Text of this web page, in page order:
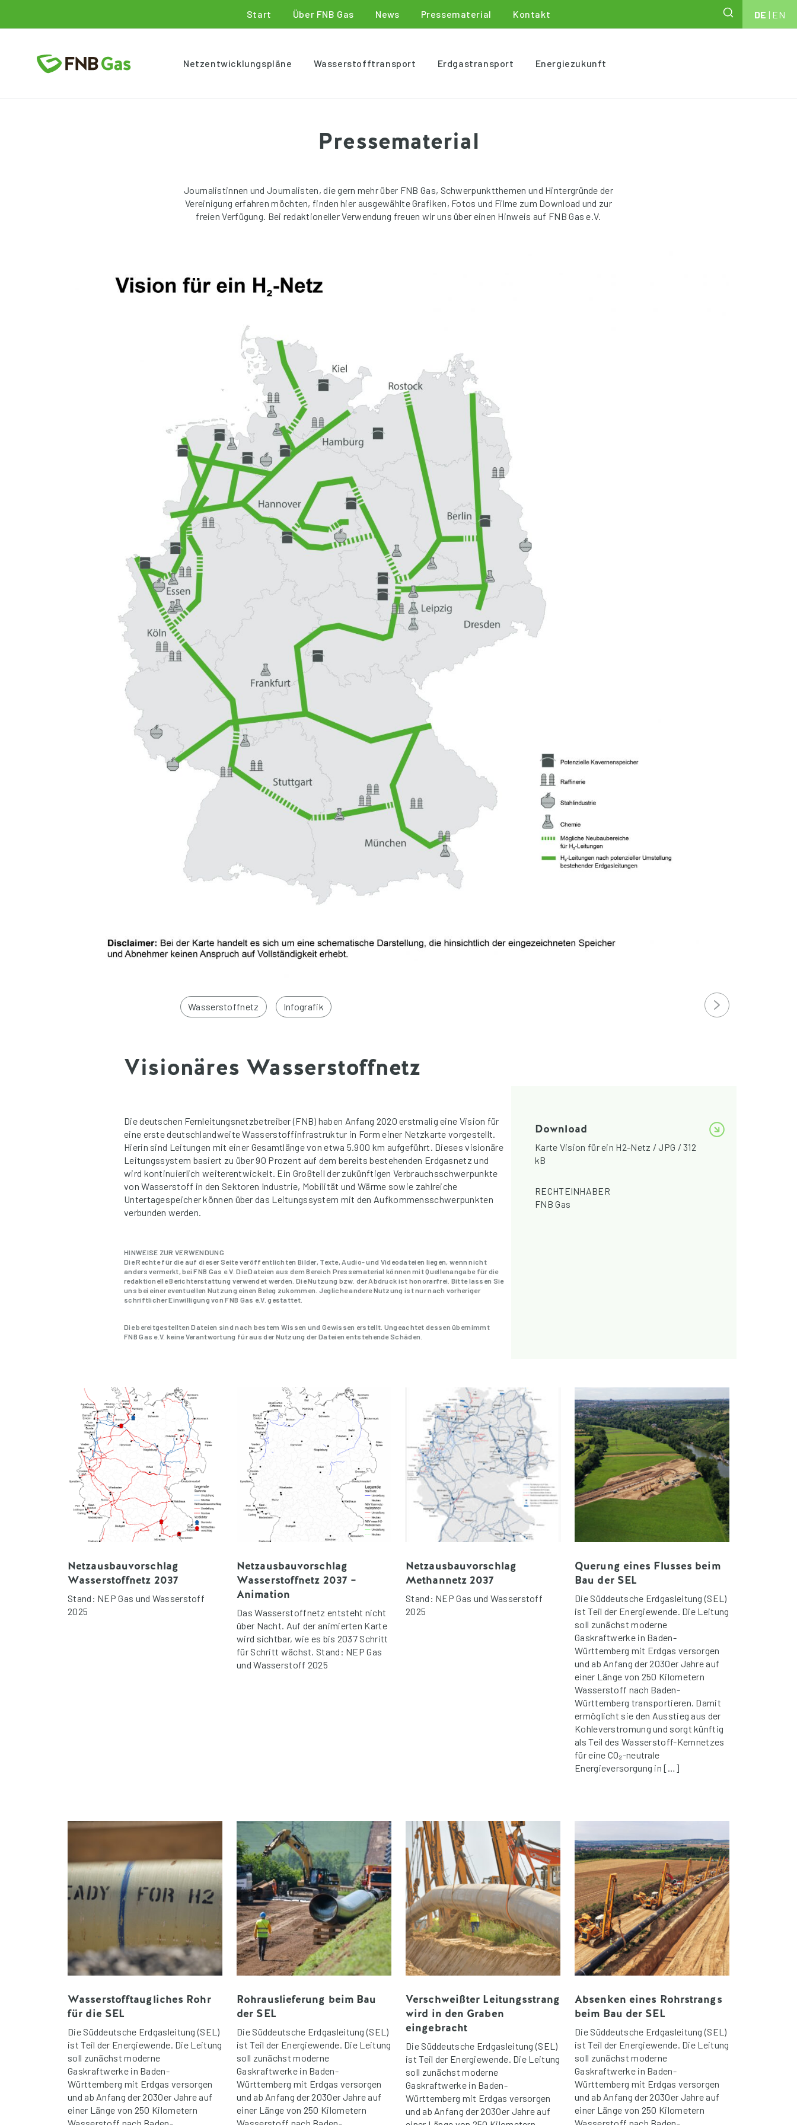
Start Über FNB Gas News Pressematerial Kontakt DE | EN
Netzentwicklungspläne Wasserstofftransport Erdgastransport Energiezukunft
Pressematerial
Journalistinnen und Journalisten, die gern mehr über FNB Gas, Schwerpunktthemen und Hintergründe der
Vereinigung erfahren möchten, finden hier ausgewählte Grafiken, Fotos und Filme zum Download und zur
freien Verfügung. Bei redaktioneller Verwendung freuen wir uns über einen Hinweis auf FNB Gas e.V.
Wasserstoffnetz Infografik
Visionäres Wasserstoffnetz
Die deutschen Fernleitungsnetzbetreiber (FNB) haben Anfang 2020 erstmalig eine Vision für
eine erste deutschlandweite Wasserstoffinfrastruktur in Form einer Netzkarte vorgestellt.
Hierin sind Leitungen mit einer Gesamtlänge von etwa 5.900 km aufgeführt. Dieses visionäre
Leitungssystem basiert zu über 90 Prozent auf dem bereits bestehenden Erdgasnetz und
wird kontinuierlich weiterentwickelt. Ein Großteil der zukünftigen Verbrauchsschwerpunkte
von Wasserstoff in den Sektoren Industrie, Mobilität und Wärme sowie zahlreiche
Untertagespeicher können über das Leitungssystem mit den Aufkommensschwerpunkten
verbunden werden.
HINWEISE ZUR VERWENDUNG
Die Rechte für die auf dieser Seite veröffentlichten Bilder, Texte, Audio- und Videodateien liegen, wenn nicht
anders vermerkt, bei FNB Gas e.V. Die Dateien aus dem Bereich Pressematerial können mit Quellenangabe für die
redaktionelle Berichterstattung verwendet werden. Die Nutzung bzw. der Abdruck ist honorarfrei. Bitte lassen Sie
uns bei einer eventuellen Nutzung einen Beleg zukommen. Jegliche andere Nutzung ist nur nach vorheriger
schriftlicher Einwilligung von FNB Gas e.V. gestattet.
Die bereitgestellten Dateien sind nach bestem Wissen und Gewissen erstellt. Ungeachtet dessen übernimmt
FNB Gas e.V. keine Verantwortung für aus der Nutzung der Dateien entstehende Schäden.
Download
Karte Vision für ein H2-Netz / JPG / 312
kB
RECHTEINHABER
FNB Gas
Netzausbauvorschlag
Wasserstoffnetz 2037
Stand: NEP Gas und Wasserstoff
2025
Netzausbauvorschlag
Wasserstoffnetz 2037 –
Animation
Das Wasserstoffnetz entsteht nicht
über Nacht. Auf der animierten Karte
wird sichtbar, wie es bis 2037 Schritt
für Schritt wächst. Stand: NEP Gas
und Wasserstoff 2025
Netzausbauvorschlag
Methannetz 2037
Stand: NEP Gas und Wasserstoff
2025
Querung eines Flusses beim
Bau der SEL
Die Süddeutsche Erdgasleitung (SEL)
ist Teil der Energiewende. Die Leitung
soll zunächst moderne
Gaskraftwerke in Baden-
Württemberg mit Erdgas versorgen
und ab Anfang der 2030er Jahre auf
einer Länge von 250 Kilometern
Wasserstoff nach Baden-
Württemberg transportieren. Damit
ermöglicht sie den Ausstieg aus der
Kohleverstromung und sorgt künftig
als Teil des Wasserstoff-Kernnetzes
für eine CO₂-neutrale
Energieversorgung in […]
Wasserstofftaugliches Rohr
für die SEL
Die Süddeutsche Erdgasleitung (SEL)
ist Teil der Energiewende. Die Leitung
soll zunächst moderne
Gaskraftwerke in Baden-
Württemberg mit Erdgas versorgen
und ab Anfang der 2030er Jahre auf
einer Länge von 250 Kilometern
Rohrauslieferung beim Bau
der SEL
Die Süddeutsche Erdgasleitung (SEL)
ist Teil der Energiewende. Die Leitung
soll zunächst moderne
Gaskraftwerke in Baden-
Württemberg mit Erdgas versorgen
und ab Anfang der 2030er Jahre auf
einer Länge von 250 Kilometern
Verschweißter Leitungsstrang
wird in den Graben
eingebracht
Die Süddeutsche Erdgasleitung (SEL)
ist Teil der Energiewende. Die Leitung
soll zunächst moderne
Gaskraftwerke in Baden-
Württemberg mit Erdgas versorgen
und ab Anfang der 2030er Jahre auf
Absenken eines Rohrstrangs
beim Bau der SEL
Die Süddeutsche Erdgasleitung (SEL)
ist Teil der Energiewende. Die Leitung
soll zunächst moderne
Gaskraftwerke in Baden-
Württemberg mit Erdgas versorgen
und ab Anfang der 2030er Jahre auf
einer Länge von 250 Kilometern